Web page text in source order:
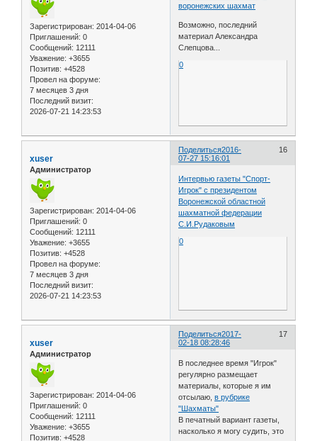
Зарегистрирован: 2014-04-06
Приглашений: 0
Сообщений: 12111
Уважение: +3655
Позитив: +4528
Провел на форуме:
7 месяцев 3 дня
Последний визит:
2026-07-21 14:23:53
воронежских шахмат
Возможно, последний
материал Александра
Слепцова...
0
Поделиться 16
2016-
07-27 15:16:01
xuser
Администратор
Зарегистрирован: 2014-04-06
Приглашений: 0
Сообщений: 12111
Уважение: +3655
Позитив: +4528
Провел на форуме:
7 месяцев 3 дня
Последний визит:
2026-07-21 14:23:53
Интервью газеты "Спорт-
Игрок" с президентом
Воронежской областной
шахматной федерации
С.И.Рудаковым
0
Поделиться 17
2017-
02-18 08:28:46
xuser
Администратор
Зарегистрирован: 2014-04-06
Приглашений: 0
Сообщений: 12111
Уважение: +3655
Позитив: +4528
В последнее время "Игрок"
регулярно размещает
материалы, которые я им
отсылаю,в рубрике
"Шахматы"
В печатный вариант газеты,
насколько я могу судить, это